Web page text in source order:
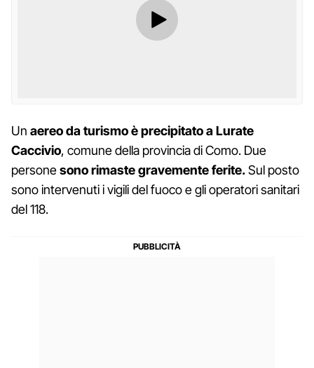
Un aereo da turismo è precipitato a Lurate
Caccivio, comune della provincia di Como. Due
personesono rimaste gravemente ferite.Sul posto
sono intervenuti i vigili del fuoco e gli operatori sanitari
del 118.